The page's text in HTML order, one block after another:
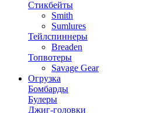
Стикбейты
Smith
Sumlures
Тейлспиннеры
Breaden
Топвотеры
Savage Gear
Огрузка
Бомбарды
Булеры
Джиг-головки